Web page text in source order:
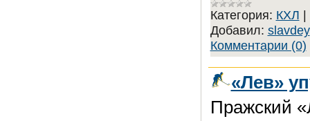
Категория: КХЛ |
Добавил: slavdey
Комментарии (0)
«Лев»
Пражский